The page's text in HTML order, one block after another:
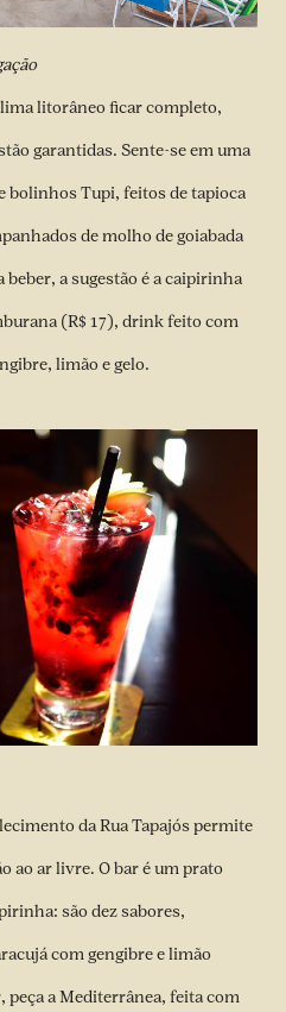
litorâneo ficar completo,
garantidas. Sente-se em uma
bolinhos Tupi, feitos de tapioca
de molho de goiabada
a sugestão é a caipirinha
(R$ 17), drink feito com
limão e gelo.
da Rua Tapajós permite
ao ar livre. O bar é um prato
são dez sabores,
com gengibre e limão
a Mediterrânea, feita com